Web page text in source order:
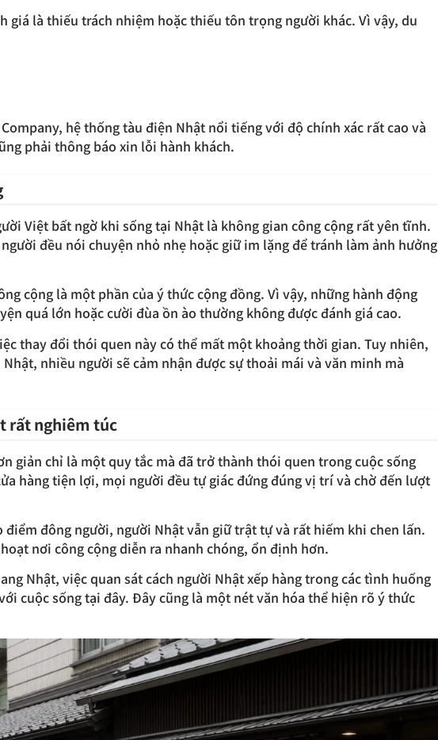
giá là thiếu trách nhiệm hoặc thiếu tôn trọng người khác. Vì vậy, du
hệ thống tàu điện Nhật nổi tiếng với độ chính xác rất cao và
phải thông báo xin lỗi hành khách.
Việt bất ngờ khi sống tại Nhật là không gian công cộng rất yên tĩnh.
đều nói chuyện nhỏ nhẹ hoặc giữ im lặng để tránh làm ảnh hưởng
cộng là một phần của ý thức cộng đồng. Vì vậy, những hành động
quá lớn hoặc cười đùa ồn ào thường không được đánh giá cao.
thay đổi thói quen này có thể mất một khoảng thời gian. Tuy nhiên,
nhiều người sẽ cảm nhận được sự thoải mái và văn minh mà
rất nghiêm túc
giản chỉ là một quy tắc mà đã trở thành thói quen trong cuộc sống
hàng tiện lợi, mọi người đều tự giác đứng đúng vị trí và chờ đến lượt
đông người, người Nhật vẫn giữ trật tự và rất hiếm khi chen lấn.
nơi công cộng diễn ra nhanh chóng, ổn định hơn.
Nhật, việc quan sát cách người Nhật xếp hàng trong các tình huống
cuộc sống tại đây. Đây cũng là một nét văn hóa thể hiện rõ ý thức